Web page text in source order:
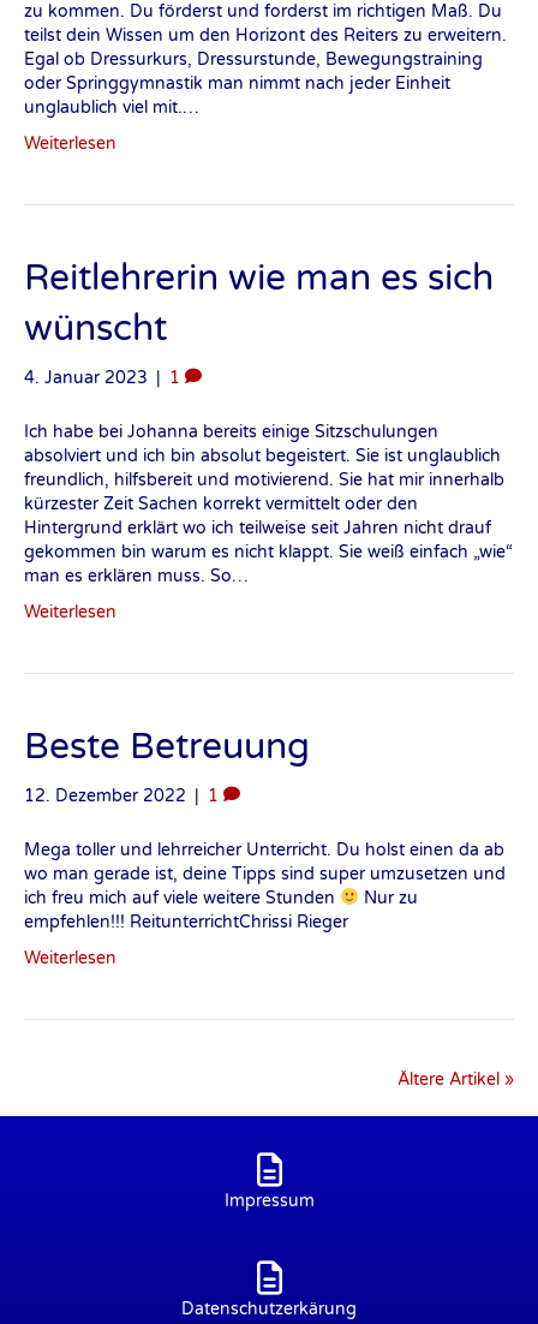
zu kommen. Du förderst und forderst im richtigen Maß. Du
teilst dein Wissen um den Horizont des Reiters zu erweitern.
Egal ob Dressurkurs, Dressurstunde, Bewegungstraining
oder Springgymnastik man nimmt nach jeder Einheit
unglaublich viel mit.…
Weiterlesen
Reitlehrerin wie man es sich
wünscht
4. Januar 2023 | 1
Ich habe bei Johanna bereits einige Sitzschulungen
absolviert und ich bin absolut begeistert. Sie ist unglaublich
freundlich, hilfsbereit und motivierend. Sie hat mir innerhalb
kürzester Zeit Sachen korrekt vermittelt oder den
Hintergrund erklärt wo ich teilweise seit Jahren nicht drauf
gekommen bin warum es nicht klappt. Sie weiß einfach „wie“
man es erklären muss. So…
Weiterlesen
Beste Betreuung
12. Dezember 2022 | 1
Mega toller und lehrreicher Unterricht. Du holst einen da ab
wo man gerade ist, deine Tipps sind super umzusetzen und
ich freu mich auf viele weitere Stunden
Nur zu
empfehlen!!! ReitunterrichtChrissi Rieger
Weiterlesen
Ältere Artikel »
Impressum
Datenschutzerkärung